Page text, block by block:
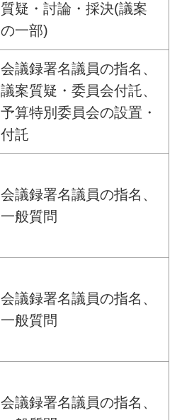
質疑・討論・採決(議案
の一部)
会議録署名議員の指名、
議案質疑・委員会付託、
予算特別委員会の設置・
付託
会議録署名議員の指名、
一般質問
会議録署名議員の指名、
一般質問
会議録署名議員の指名、